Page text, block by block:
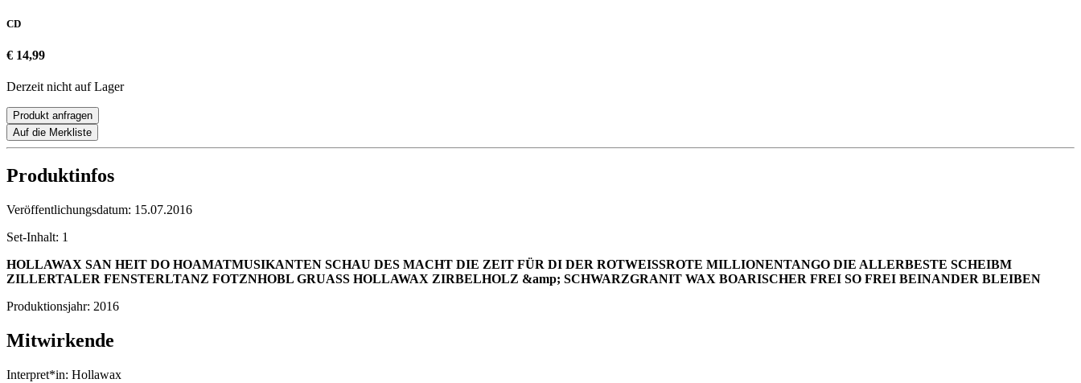
CD
€ 14,99
Derzeit nicht auf Lager
Produkt anfragen
Auf die Merkliste
Produktinfos
Veröffentlichungsdatum: 15.07.2016
Set-Inhalt: 1
HOLLAWAX SAN HEIT DO HOAMATMUSIKANTEN SCHAU DES MACHT DIE ZEIT FÜR DI DER ROTWEISSROTE MILLIONENTANGO DIE ALLERBESTE SCHEIBM
ZILLERTALER FENSTERLTANZ FOTZNHOBL GRUASS HOLLAWAX ZIRBELHOLZ &amp; SCHWARZGRANIT WAX BOARISCHER FREI SO FREI BEINANDER BLEIBEN
Produktionsjahr: 2016
Mitwirkende
Interpret*in: Hollawax